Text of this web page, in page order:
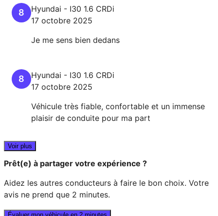
8 Hyundai - I30 1.6 CRDi
17 octobre 2025
Je me sens bien dedans
8 Hyundai - I30 1.6 CRDi
17 octobre 2025
Véhicule très fiable, confortable et un immense
plaisir de conduite pour ma part
Voir plus
Prêt(e) à partager votre expérience ?
Aidez les autres conducteurs à faire le bon choix. Votre
avis ne prend que 2 minutes.